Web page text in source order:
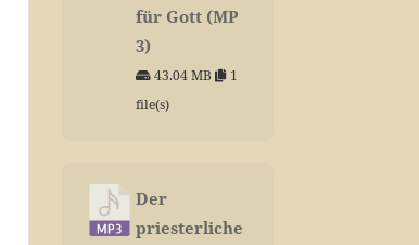
für Gott (MP
3)
43.04 MB
1
file(s)
Der
priesterliche